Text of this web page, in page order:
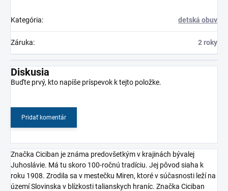
Kategória: detská obuv
Záruka: 2 roky
Diskusia
Buďte prvý, kto napíše príspevok k tejto položke.
Pridať komentár
Značka Ciciban je známa predovšetkým v krajinách bývalej
Juhoslávie. Má tu skoro 100-ročnú tradíciu. Jej pôvod siaha k
roku 1908. Zrodila sa v mestečku Miren, ktoré v súčasnosti leží na
území Slovinska v blízkosti talianskych hraníc. Značka Ciciban